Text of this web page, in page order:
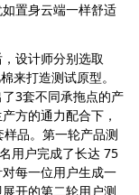
置身云端一样舒适
设计师分别选取
来打造测试原型。
3套不同承拖点的产
方的通力配合下，
品。第一轮产品测
用户完成了长达 75
每一位用户生成一
开的第二轮用户测